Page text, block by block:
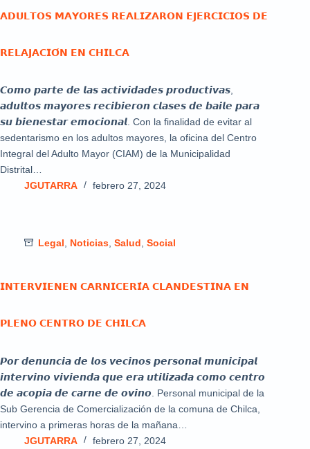
𝗔𝗗𝗨𝗟𝗧𝗢𝗦 𝗠𝗔𝗬𝗢𝗥𝗘𝗦 𝗥𝗘𝗔𝗟𝗜𝗭𝗔𝗥𝗢𝗡 𝗘𝗝𝗘𝗥𝗖𝗜𝗖𝗜𝗢𝗦 𝗗𝗘
𝗥𝗘𝗟𝗔𝗝𝗔𝗖𝗜𝗢́𝗡 𝗘𝗡 𝗖𝗛𝗜𝗟𝗖𝗔
𝘾𝙤𝙢𝙤 𝙥𝙖𝙧𝙩𝙚 𝙙𝙚 𝙡𝙖𝙨 𝙖𝙘𝙩𝙞𝙫𝙞𝙙𝙖𝙙𝙚𝙨 𝙥𝙧𝙤𝙙𝙪𝙘𝙩𝙞𝙫𝙖𝙨,
𝙖𝙙𝙪𝙡𝙩𝙤𝙨 𝙢𝙖𝙮𝙤𝙧𝙚𝙨 𝙧𝙚𝙘𝙞𝙗𝙞𝙚𝙧𝙤𝙣 𝙘𝙡𝙖𝙨𝙚𝙨 𝙙𝙚 𝙗𝙖𝙞𝙡𝙚 𝙥𝙖𝙧𝙖
𝙨𝙪 𝙗𝙞𝙚𝙣𝙚𝙨𝙩𝙖𝙧 𝙚𝙢𝙤𝙘𝙞𝙤𝙣𝙖𝙡. Con la finalidad de evitar al
sedentarismo en los adultos mayores, la oficina del Centro
Integral del Adulto Mayor (CIAM) de la Municipalidad
Distrital…
JGUTARRA
febrero 27, 2024
Legal Noticias Salud Social
𝗜𝗡𝗧𝗘𝗥𝗩𝗜𝗘𝗡𝗘𝗡 𝗖𝗔𝗥𝗡𝗜𝗖𝗘𝗥𝗜́𝗔 𝗖𝗟𝗔𝗡𝗗𝗘𝗦𝗧𝗜𝗡𝗔 𝗘𝗡
𝗣𝗟𝗘𝗡𝗢 𝗖𝗘𝗡𝗧𝗥𝗢 𝗗𝗘 𝗖𝗛𝗜𝗟𝗖𝗔
𝙋𝙤𝙧 𝙙𝙚𝙣𝙪𝙣𝙘𝙞𝙖 𝙙𝙚 𝙡𝙤𝙨 𝙫𝙚𝙘𝙞𝙣𝙤𝙨 𝙥𝙚𝙧𝙨𝙤𝙣𝙖𝙡 𝙢𝙪𝙣𝙞𝙘𝙞𝙥𝙖𝙡
𝙞𝙣𝙩𝙚𝙧𝙫𝙞𝙣𝙤 𝙫𝙞𝙫𝙞𝙚𝙣𝙙𝙖 𝙦𝙪𝙚 𝙚𝙧𝙖 𝙪𝙩𝙞𝙡𝙞𝙯𝙖𝙙𝙖 𝙘𝙤𝙢𝙤 𝙘𝙚𝙣𝙩𝙧𝙤
𝙙𝙚 𝙖𝙘𝙤𝙥𝙞𝙖 𝙙𝙚 𝙘𝙖𝙧𝙣𝙚 𝙙𝙚 𝙤𝙫𝙞𝙣𝙤. Personal municipal de la
Sub Gerencia de Comercialización de la comuna de Chilca,
intervino a primeras horas de la mañana…
JGUTARRA
febrero 27, 2024